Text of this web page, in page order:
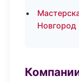
Новгород